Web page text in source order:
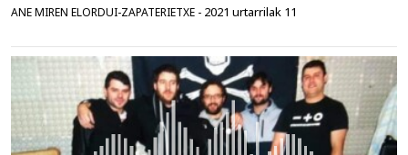
ANE MIREN ELORDUI-ZAPATERIETXE - 2021 urtarrilak 11